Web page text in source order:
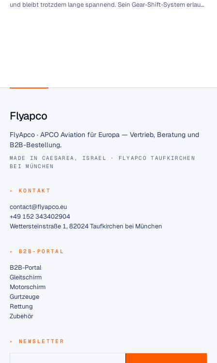
und bleibt trotzdem lange spannend. Sein Gear-Shift-System erlaubt
Flyapco
FlyApco · APCO Aviation für Europa — Vertrieb, Beratung und
B2B-Bestellung.
MADE IN CAESAREA, ISRAEL · FLYAPCO TAUFKIRCHEN
BEI MÜNCHEN
KONTAKT
contact@flyapco.eu
+49 152 343402904
Wettersteinstraße 1, 82024 Taufkirchen bei München
B2B-PORTAL
B2B-Portal
Gleitschirm
Motorschirm
Gurtzeuge
Rettung
Zubehör
NEWSLETTER